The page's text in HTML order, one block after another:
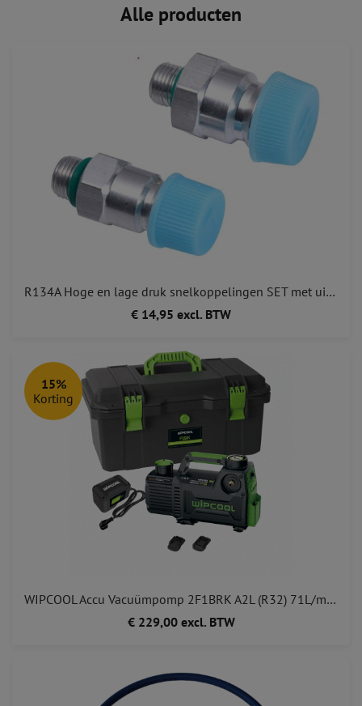
Alle producten
R134A Hoge en lage druk snelkoppelingen SET met uitwendig schroefdraad, ASIA Modellen
€ 14,95 excl. BTW
15%
Korting
WIPCOOL Accu Vacuümpomp 2F1BRK A2L (R32) 71L/min MAKITA + BOSCH + 220V Adapter
€ 229,00 excl. BTW